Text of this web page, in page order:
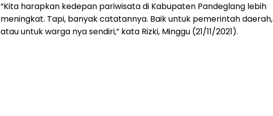
“Kita harapkan kedepan pariwisata di Kabupaten Pandeglang lebih
meningkat. Tapi, banyak catatannya. Baik untuk pemerintah daerah,
atau untuk warga nya sendiri,” kata Rizki, Minggu (21/11/2021).